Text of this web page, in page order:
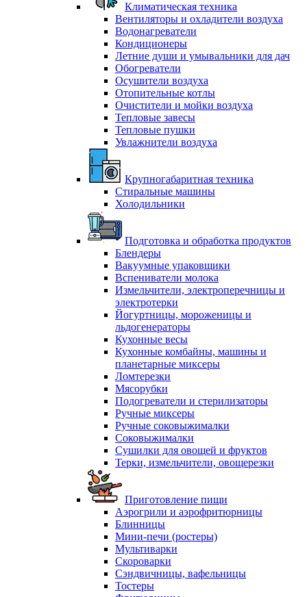
Климатическая техника
Вентиляторы и охладители воздуха
Водонагреватели
Кондиционеры
Летние души и умывальники для дач
Обогреватели
Осушители воздуха
Отопительные котлы
Очистители и мойки воздуха
Тепловые завесы
Тепловые пушки
Увлажнители воздуха
Крупногабаритная техника
Стиральные машины
Холодильники
Подготовка и обработка продуктов
Блендеры
Вакуумные упаковщики
Вспениватели молока
Измельчители, электроперечницы и
электротерки
Йогуртницы, мороженицы и
льдогенераторы
Кухонные весы
Кухонные комбайны, машины и
планетарные миксеры
Ломтерезки
Мясорубки
Подогреватели и стерилизаторы
Ручные миксеры
Ручные соковыжималки
Соковыжималки
Сушилки для овощей и фруктов
Терки, измельчители, овощерезки
Приготовление пищи
Аэрогрили и аэрофритюрницы
Блинницы
Мини-печи (ростеры)
Мультиварки
Скороварки
Сэндвичницы, вафельницы
Тостеры